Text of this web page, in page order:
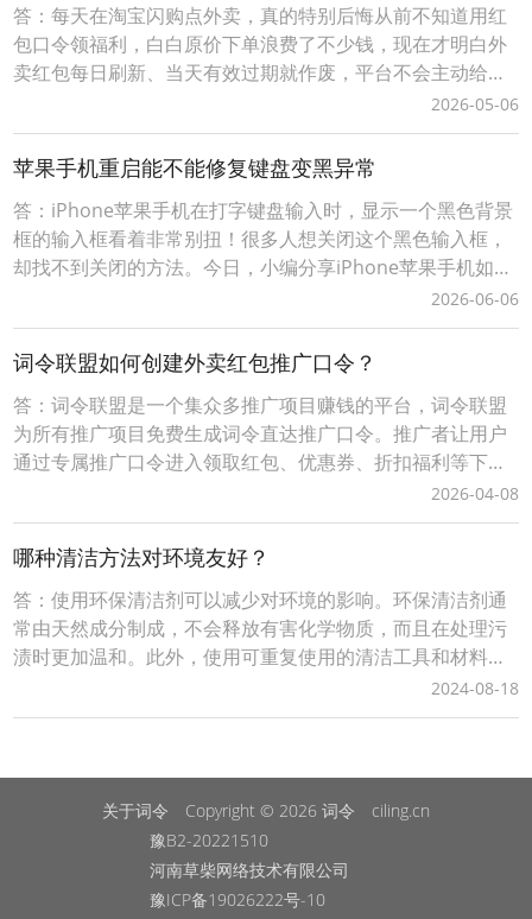
答：每天在淘宝闪购点外卖，真的特别后悔从前不知道用红
包口令领福利，白白原价下单浪费了不少钱，现在才明白外
卖红包每日刷新、当天有效过期就作废，平台不会主动给老
用户推送大额隐藏优惠，只有专属口令才能解锁无门槛和满
减福利。往后一定要养成每次点外卖前先领红包的习惯，再
也不愿错过每一笔立减优惠，把本该省下的生活开销稳稳攥
在手里，坚持天天领、单单省，不再为不必要的花销暗自后
2026-05-06
苹果手机重启能不能修复键盘变黑异常
答：iPhone苹果手机在打字键盘输入时，显示一个黑色背景
框的输入框看着非常别扭！很多人想关闭这个黑色输入框，
却找不到关闭的方法。今日，小编分享iPhone苹果手机如何
关闭浮动键盘输入黑色背景输入框。iPhone苹果手机打字键
盘输入时变动黑色背景的输入框怎么关闭？1、在iPhone苹
果手机上打开【设置】，并找到【辅助功能】；2、在【辅助
功能】内，找到【键盘与键入
2026-06-06
词令联盟如何创建外卖红包推广口令？
答：词令联盟是一个集众多推广项目赚钱的平台，词令联盟
为所有推广项目免费生成词令直达推广口令。推广者让用户
通过专属推广口令进入领取红包、优惠券、折扣福利等下单
可享受优惠，推广者可获得成交订单相应的佣金轻松赚钱。0
成本无压力、多劳多得时间自由、您只需做好一件事让用户
通过您的词令直达专属推广口令或推广素材进入下单即可获
得佣金，无需处理发货、服务等问题。词令联盟如何创建
2026-04-08
哪种清洁方法对环境友好？
答：使用环保清洁剂可以减少对环境的影响。环保清洁剂通
常由天然成分制成，不会释放有害化学物质，而且在处理污
渍时更加温和。此外，使用可重复使用的清洁工具和材料
（如布料）而不是一次性清洁用品也可以减少对环境的负
担。在购买清洁产品时，选择那些标明为环保、无害或生物
2024-08-18
关于词令 Copyright © 2026 词令
ciling.cn
豫B2-20221510
河南草柴网络技术有限公司
豫ICP备19026222号-10